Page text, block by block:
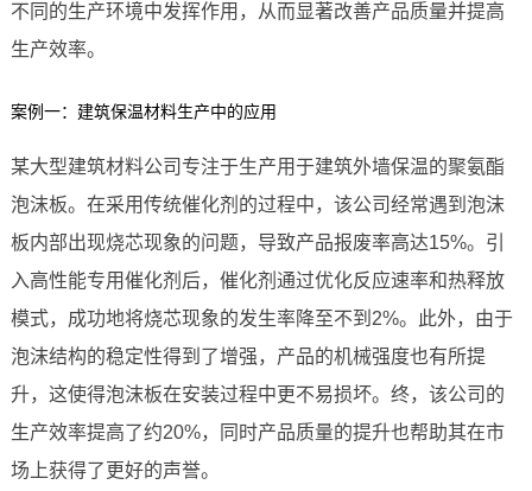
不同的生产环境中发挥作用，从而显著改善产品质量并提高
生产效率。
案例一：建筑保温材料生产中的应用
某大型建筑材料公司专注于生产用于建筑外墙保温的聚氨酯
泡沫板。在采用传统催化剂的过程中，该公司经常遇到泡沫
板内部出现烧芯现象的问题，导致产品报废率高达15%。引
入高性能专用催化剂后，催化剂通过优化反应速率和热释放
模式，成功地将烧芯现象的发生率降至不到2%。此外，由于
泡沫结构的稳定性得到了增强，产品的机械强度也有所提
升，这使得泡沫板在安装过程中更不易损坏。终，该公司的
生产效率提高了约20%，同时产品质量的提升也帮助其在市
场上获得了更好的声誉。